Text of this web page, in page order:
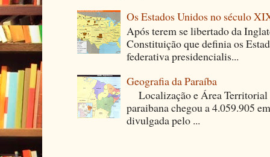
Os Estados Unidos no século
Após terem se libertado da
Constituição que definia os
federativa presidencialis...
Geografia da Paraíba
Localização e Área
paraibana chegou a 4.059.905
divulgada pelo ...